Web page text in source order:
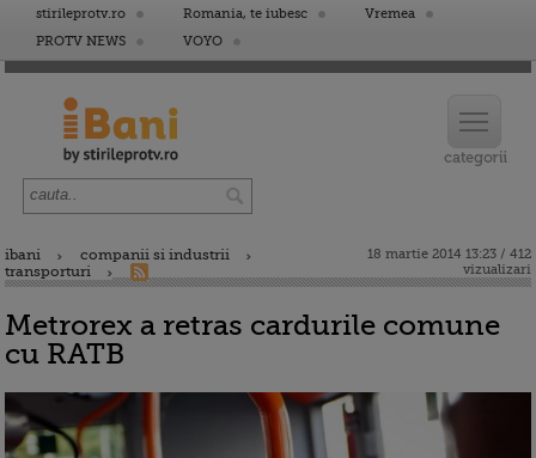
stirileprotv.ro Romania, te iubesc
Vremea
PROTV NEWS
VOYO
ibani
companii si industrii
transporturi
18 martie 2014 13:23 / 412
vizualizari
Metrorex a retras cardurile comune
cu RATB